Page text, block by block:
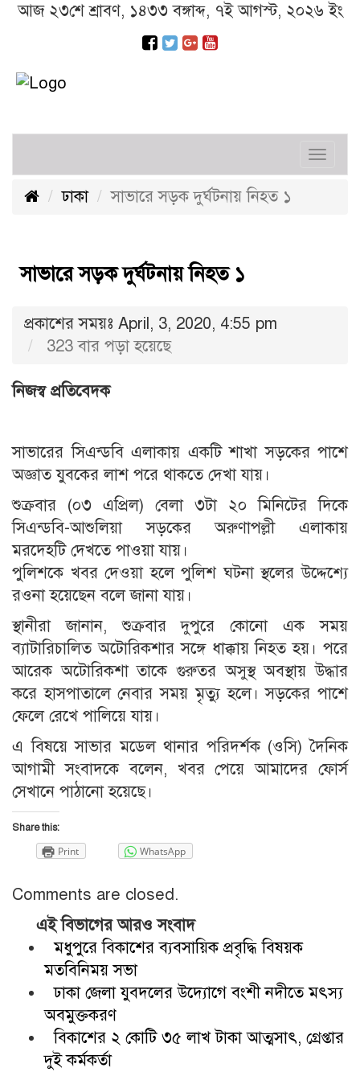
আজ ২৩শে শ্রাবণ, ১৪৩৩ বঙ্গাব্দ, ৭ই আগস্ট, ২০২৬ ইং
ঢাকা সাভারে সড়ক দুর্ঘটনায় নিহত ১
সাভারে সড়ক দুর্ঘটনায় নিহত ১
প্রকাশের সময়ঃ April, 3, 2020, 4:55 pm
323 বার পড়া হয়েছে
নিজস্ব প্রতিবেদক
সাভারের সিএন্ডবি এলাকায় একটি শাখা সড়কের পাশে
অজ্ঞাত যুবকের লাশ পরে থাকতে দেখা যায়।
শুক্রবার (০৩ এপ্রিল) বেলা ৩টা ২০ মিনিটের দিকে
সিএন্ডবি-আশুলিয়া সড়কের অরুণাপল্লী এলাকায়
মরদেহটি দেখতে পাওয়া যায়।
পুলিশকে খবর দেওয়া হলে পুলিশ ঘটনা স্থলের উদ্দেশ্যে
রওনা হয়েছেন বলে জানা যায়।
স্থানীরা জানান, শুক্রবার দুপুরে কোনো এক সময়
ব্যাটারিচালিত অটোরিকশার সঙ্গে ধাক্কায় নিহত হয়। পরে
আরেক অটোরিকশা তাকে গুরুতর অসুস্থ অবস্থায় উদ্ধার
করে হাসপাতালে নেবার সময় মৃত্যু হলে। সড়কের পাশে
ফেলে রেখে পালিয়ে যায়।
এ বিষয়ে সাভার মডেল থানার পরিদর্শক (ওসি) দৈনিক
আগামী সংবাদকে বলেন, খবর পেয়ে আমাদের ফোর্স
সেখানে পাঠানো হয়েছে।
Share this:
Print WhatsApp
Comments are closed.
এই বিভাগের আরও সংবাদ
মধুপুরে বিকাশের ব্যবসায়িক প্রবৃদ্ধি বিষয়ক
মতবিনিময় সভা
ঢাকা জেলা যুবদলের উদ্যোগে বংশী নদীতে মৎস্য
অবমুক্তকরণ
বিকাশের ২ কোটি ৩৫ লাখ টাকা আত্মসাৎ, গ্রেপ্তার
দুই কর্মকর্তা